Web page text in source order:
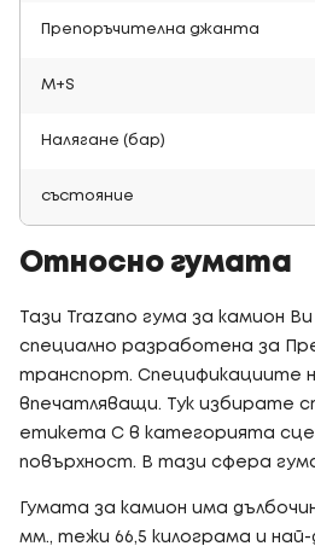
Препоръчителна джанта
M+S
Налягане (бар)
състояние
Относно гумата
Тази Trazano гума за камион
специално разработена за
транспорт. Спецификациите
впечатляващи. Тук избирате
етикета C в категорията
повърхност. В тази сфера
Гумата за камион има
мм., тежи 66,5 килограма и